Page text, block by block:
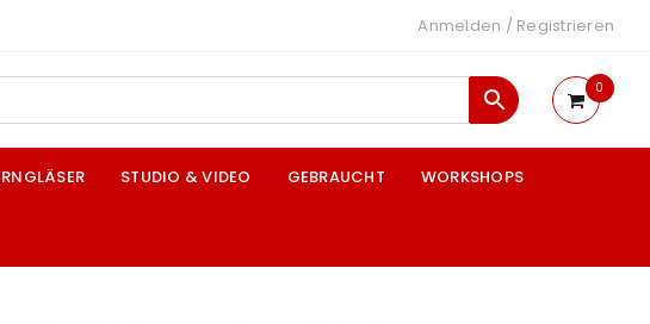
Anmelden / Registrieren
0
STUDIO & VIDEO GEBRAUCHT WORKSHOPS